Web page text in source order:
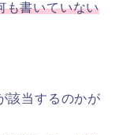
も書いていない
該当するのかが